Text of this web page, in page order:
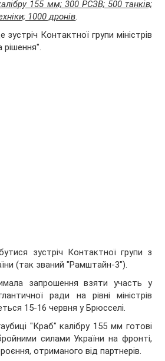
155 мм; 300 РСЗВ; 500 танків;
1000 дронів.
Контактної групи міністрів
рішення".
зустріч Контактної групи з
(так званий "Рамштайн-3").
запрошення взяти участь у
ради на рівні міністрів
15-16 червня у Брюсселі.
"Краб" калібру 155 мм готові
силами України на фронті,
отриманого від партнерів.